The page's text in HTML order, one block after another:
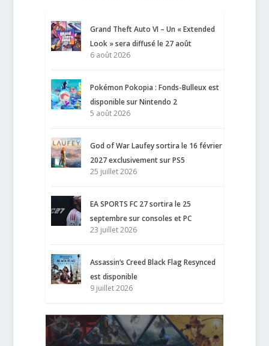
Grand Theft Auto VI – Un « Extended
Look » sera diffusé le 27 août
6 août 2026
Pokémon Pokopia : Fonds-Bulleux est
disponible sur Nintendo 2
5 août 2026
God of War Laufey sortira le 16 février
2027 exclusivement sur PS5
25 juillet 2026
EA SPORTS FC 27 sortira le 25
septembre sur consoles et PC
23 juillet 2026
Assassin’s Creed Black Flag Resynced
est disponible
9 juillet 2026